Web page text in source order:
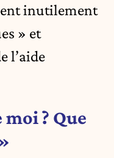
inutilement
» et
l’aide
? Que